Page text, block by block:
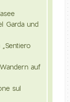
Garda und
auf
sul